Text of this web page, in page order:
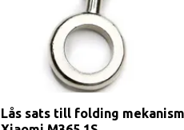
Lås sats till folding mekanism